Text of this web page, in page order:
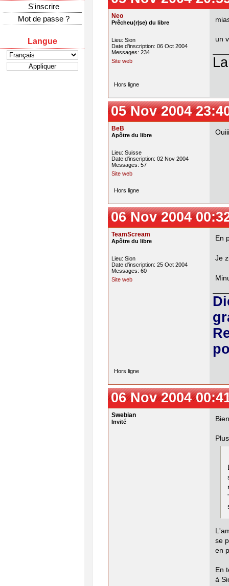
S'inscrire
Mot de passe ?
Langue
Neo
Prêcheu(r|se) du libre
Lieu: Sion
Date d'inscription: 06 Oct 2004
Messages: 234
Site web
un
Hors ligne
05 Nov 2004
BeB
Apôtre du libre
Lieu: Suisse
Date d'inscription: 02 Nov 2004
Messages: 57
Site web
Hors ligne
06 Nov 2004
TeamScream
Apôtre du libre
Lieu: Sion
Date d'inscription: 25 Oct 2004
Messages: 60
Site web
En
Je
Hors ligne
06 Nov 2004
Swebian
Invité
se
en
En
à